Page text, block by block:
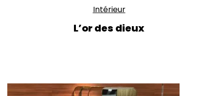
Intérieur
L’or des dieux